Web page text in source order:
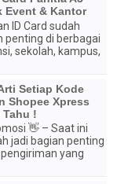
Event & Kantor
ID Card sudah
penting di berbagai
sekolah, kampus,
Setiap Kode
Shopee Xpress
Tahu !
👋 – Saat ini
jadi bagian penting
yang